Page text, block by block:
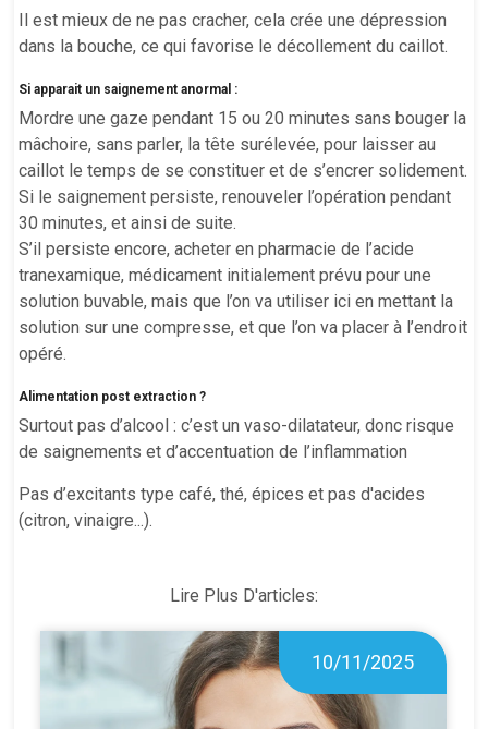
Il est mieux de ne pas cracher, cela crée une dépression
dans la bouche, ce qui favorise le décollement du caillot.
Si apparait un saignement anormal :
Mordre une gaze pendant 15 ou 20 minutes sans bouger la
mâchoire, sans parler, la tête surélevée, pour laisser au
caillot le temps de se constituer et de s’encrer solidement.
Si le saignement persiste, renouveler l’opération pendant
30 minutes, et ainsi de suite.
S’il persiste encore, acheter en pharmacie de l’acide
tranexamique, médicament initialement prévu pour une
solution buvable, mais que l’on va utiliser ici en mettant la
solution sur une compresse, et que l’on va placer à l’endroit
opéré.
Alimentation post extraction ?
Surtout pas d’alcool : c’est un vaso-dilatateur, donc risque
de saignements et d’accentuation de l’inflammation
Pas d’excitants type café, thé, épices et pas d'acides
(citron, vinaigre...).
Lire Plus D'articles:
10/11/2025